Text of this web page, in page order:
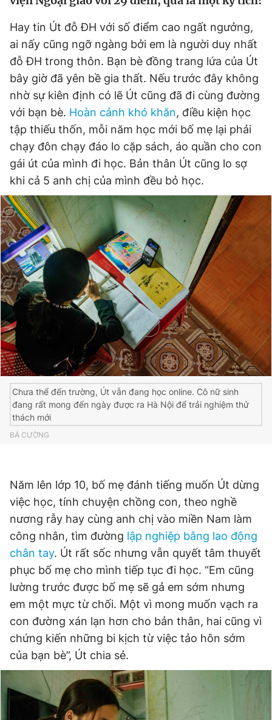
Sản phẩm khác
Tiện ích Bạn cần biết
Thông tin tòa soạn Liên hệ quảng cáo
Đọc Thanh Niên trên điện thoại
Theo dõi báo trên
Hotline
0906 645 777
Liên hệ quảng cáo
0908 780 404
Đặt báo Quảng cáo RSS Tòa soạn Chính sách bảo
Tổng biên tập: Nguyễn Ngọc Toàn
Phó tổng biên tập thường trực: Hải Thành
Phó tổng biên tập: Trần Việt Hưng
Tổng thư ký tòa soạn: Đức Trung
Giấy phép xuất bản số 110/GP - BTTTT cấp ngày 24.3.2020
© 2003-2026 Bản quyền thuộc về Báo Thanh Niên. Cấm sao
Hay tin Út đỗ ĐH với số điểm cao ngất ngưởng,
ai nấy cũng ngỡ ngàng bởi em là người duy nhất
đỗ ĐH trong thôn. Bạn bè đồng trang lứa của Út
bây giờ đã yên bề gia thất. Nếu trước đây không
nhờ sự kiên định có lẽ Út cũng đã đi cùng đường
với bạn bè. Hoàn cảnh khó khăn, điều kiện học
tập thiếu thốn, mỗi năm học mới bố mẹ lại phải
chạy đôn chạy đáo lo cặp sách, áo quần cho con
gái út của mình đi học. Bản thân Út cũng lo sợ
khi cả 5 anh chị của mình đều bỏ học.
Chưa thể đến trường, Út vẫn đang học online. Cô nữ sinh
đang rất mong đến ngày được ra Hà Nội để trải nghiệm thử
thách mới
BÁ CƯỜNG
Năm lên lớp 10, bố mẹ đánh tiếng muốn Út dừng
việc học, tính chuyện chồng con, theo nghề
nương rẫy hay cùng anh chị vào miền Nam làm
công nhân, tìm đường lập nghiệp bằng lao động
chân tay. Út rất sốc nhưng vẫn quyết tâm thuyết
phục bố mẹ cho mình tiếp tục đi học. “Em cũng
lường trước được bố mẹ sẽ gả em sớm nhưng
em một mực từ chối. Một vì mong muốn vạch ra
con đường xán lạn hơn cho bản thân, hai cũng vì
chứng kiến những bi kịch từ việc tảo hôn sớm
của bạn bè”, Út chia sẻ.